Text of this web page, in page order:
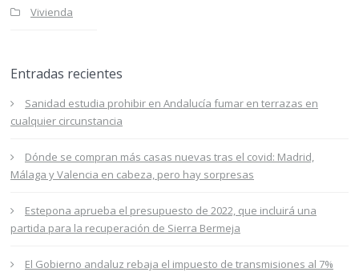
Vivienda
Entradas recientes
Sanidad estudia prohibir en Andalucía fumar en terrazas en
cualquier circunstancia
Dónde se compran más casas nuevas tras el covid: Madrid,
Málaga y Valencia en cabeza, pero hay sorpresas
Estepona aprueba el presupuesto de 2022, que incluirá una
partida para la recuperación de Sierra Bermeja
El Gobierno andaluz rebaja el impuesto de transmisiones al 7%